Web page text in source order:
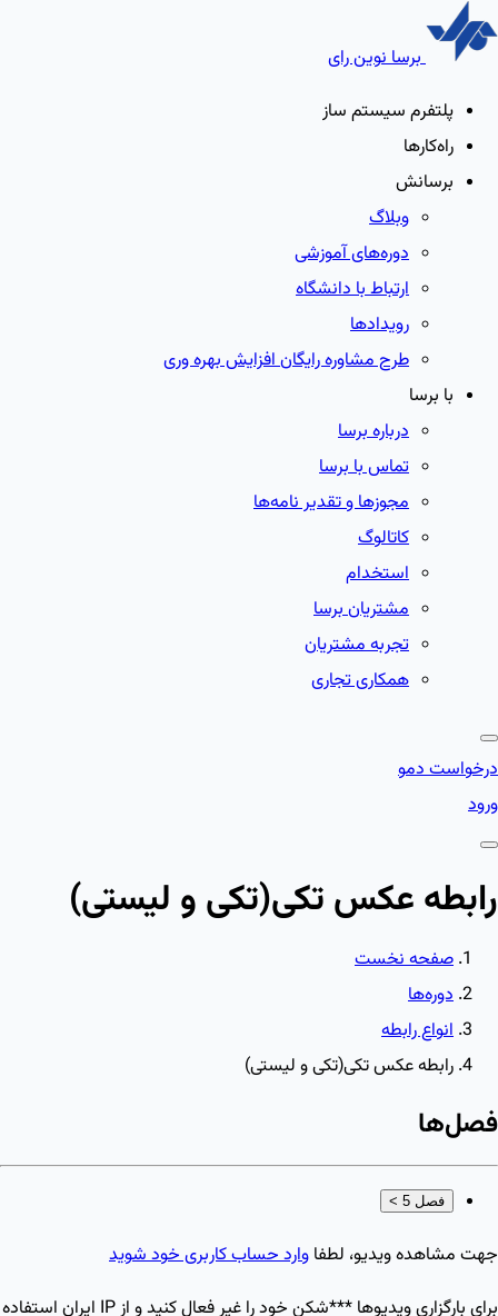
برسا نوین رای
پلتفرم سیستم ساز
راه‌کارها
برسانش
وبلاگ
دوره‌های آموزشی
ارتباط با دانشگاه
رویدادها
طرح مشاوره رایگان افزایش بهره وری
با برسا
درباره برسا
تماس با برسا
مجوزها و تقدیر نامه‌ها
کاتالوگ
استخدام
مشتریان برسا
تجربه مشتریان
همکاری تجاری
درخواست دمو
ورود
رابطه عکس تکی(تکی و لیستی)
صفحه نخست
دوره‌ها
انواع رابطه
رابطه عکس تکی(تکی و لیستی)
فصل‌ها
فصل 5 >
جهت مشاهده ویدیو، لطفا وارد حساب کاربری خود شوید
برای بارگزاری ویدیو‌ها ***شکن خود را غیر فعال کنید و از IP ایران استفاده